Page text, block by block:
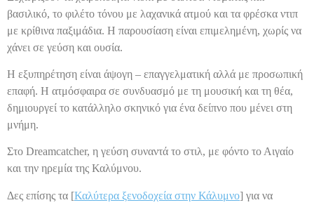
βασιλικό, το φιλέτο τόνου με λαχανικά ατμού και τα φρέσκα ντιπ
με κρίθινα παξιμάδια. Η παρουσίαση είναι επιμελημένη, χωρίς να
χάνει σε γεύση και ουσία.
Η εξυπηρέτηση είναι άψογη – επαγγελματική αλλά με προσωπική
επαφή. Η ατμόσφαιρα σε συνδυασμό με τη μουσική και τη θέα,
δημιουργεί το κατάλληλο σκηνικό για ένα δείπνο που μένει στη
μνήμη.
Στο Dreamcatcher, η γεύση συναντά το στιλ, με φόντο το Αιγαίο
και την ηρεμία της Καλύμνου.
Δες επίσης τα [Καλύτερα ξενοδοχεία στην Κάλυμνο] για να